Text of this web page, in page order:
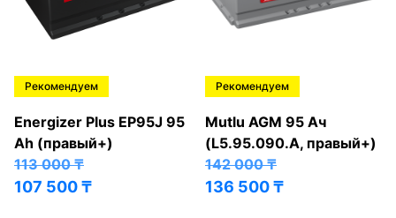
Рекомендуем
Energizer Plus EP95J 95
Ah (правый+)
113 000₸
107 500₸
Рекомендуем
Mutlu AGM 95 Ач
(L5.95.090.A, правый+)
142 000₸
136 500₸